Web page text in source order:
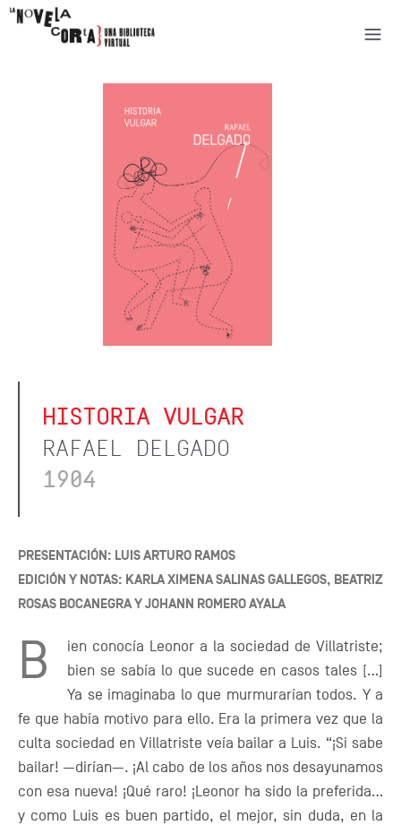
HISTORIA VULGAR
RAFAEL DELGADO
1904
PRESENTACIÓN: LUIS ARTURO RAMOS
EDICIÓN Y NOTAS: KARLA XIMENA SALINAS GALLEGOS, BEATRIZ
ROSAS BOCANEGRA Y JOHANN ROMERO AYALA
B
ien conocía Leonor a la sociedad de Villatriste;
bien se sabía lo que sucede en casos tales […]
Ya se imaginaba lo que murmurarían todos. Y a
fe que había motivo para ello. Era la primera vez que la
culta sociedad en Villatriste veía bailar a Luis. “¡Si sabe
bailar! —dirían—. ¡Al cabo de los años nos desayunamos
con esa nueva! ¡Qué raro! ¡Leonor ha sido la preferida…
y como Luis es buen partido, el mejor, sin duda, en la